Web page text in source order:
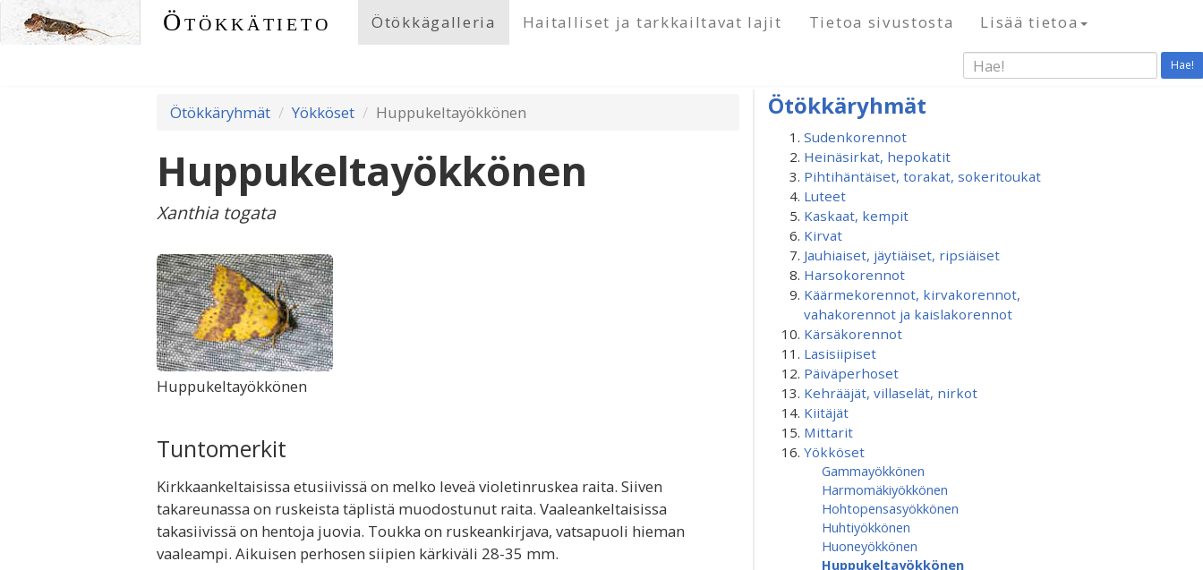
Ötökkätieto Ötökkägalleria Haitalliset ja tarkkailtavat lajit Tietoa sivustosta Lisää tietoa
Hae!
Ötökkäryhmät Yökköset Huppukeltayökkönen
Huppukeltayökkönen
Xanthia togata
Huppukeltayökkönen
Tuntomerkit
Kirkkaankeltaisissa etusiivissä on melko leveä violetinruskea raita. Siiven
takareunassa on ruskeista täplistä muodostunut raita. Vaaleankeltaisissa
takasiivissä on hentoja juovia. Toukka on ruskeankirjava, vatsapuoli hieman
vaaleampi. Aikuisen perhosen siipien kärkiväli 28-35 mm.
Ötökkäryhmät
Sudenkorennot
Heinäsirkat, hepokatit
Pihtihäntäiset, torakat, sokeritoukat
Luteet
Kaskaat, kempit
Kirvat
Jauhiaiset, jäytiäiset, ripsiäiset
Harsokorennot
Käärmekorennot, kirvakorennot,
vahakorennot ja kaislakorennot
Kärsäkorennot
Lasisiipiset
Päiväperhoset
Kehrääjät, villaselät, nirkot
Kiitäjät
Mittarit
Yökköset
Gammayökkönen
Harmomäkiyökkönen
Hohtopensasyökkönen
Huhtiyökkönen
Huoneyökkönen
Huppukeltayökkönen